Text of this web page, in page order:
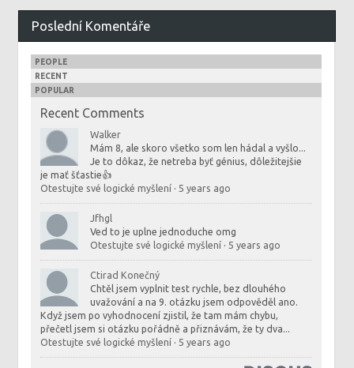
Poslední Komentáře
PEOPLE
RECENT
POPULAR
Recent Comments
Walker
Mám 8, ale skoro všetko som len hádal a vyšlo...
Je to dôkaz, že netreba byť génius, dôležitejšie
je mať šťastie👍
Otestujte své logické myšlení · 5 years ago
Jfhgl
Ved to je uplne jednoduche omg
Otestujte své logické myšlení · 5 years ago
Ctirad Konečný
Chtěl jsem vyplnit test rychle, bez dlouhého
uvažování a na 9. otázku jsem odpověděl ano.
Když jsem po vyhodnocení zjistil, že tam mám chybu,
přečetl jsem si otázku pořádně a přiznávám, že ty dva...
Otestujte své logické myšlení · 5 years ago